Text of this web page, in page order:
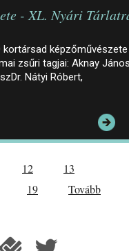
- XL. Nyári
zsűri tagjai: Aknay
Nátyi Róbert,
12
13
19
Tovább